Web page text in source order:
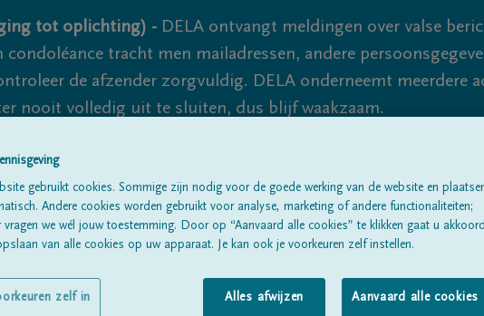
tot oplichting) - DELA ontvangt meldingen over valse
tracht men mailadressen, andere
de afzender zorgvuldig. DELA onderneemt meerdere
nooit volledig uit te sluiten, dus blijf waakzaam.
Alle rouwberichtenOver ons
gebruikt cookies. Sommige zijn nodig voor de goede werking van de website en
Andere cookies worden gebruikt voor analyse, marketing of andere functionaliteiten;
vragen we wél jouw toestemming. Door op “Aanvaard alle cookies” te klikken gaat u akkoord
van alle cookies op uw apparaat. Je kan ook je voorkeuren zelf instellen.
Alles afwijzen Aanvaard alle cookies
zelf in